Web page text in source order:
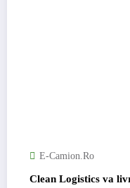
E-Camion.ro
Clean Logistics va